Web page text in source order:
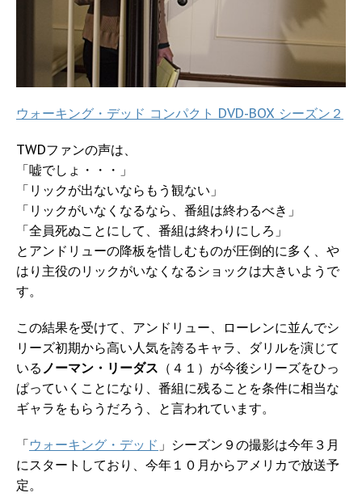
ウォーキング・デッド コンパクト DVD-BOX シーズン２
TWDファンの声は、
「嘘でしょ・・・」
「リックが出ないならもう観ない」
「リックがいなくなるなら、番組は終わるべき」
「全員死ぬことにして、番組は終わりにしろ」
とアンドリューの降板を惜しむものが圧倒的に多く、や
はり主役のリックがいなくなるショックは大きいようで
す。
この結果を受けて、アンドリュー、ローレンに並んでシ
リーズ初期から高い人気を誇るキャラ、ダリルを演じて
いる ノーマン・リーダス （４１）が今後シリーズをひっ
ぱっていくことになり、番組に残ることを条件に相当な
ギャラをもらうだろう、と言われています。
「ウォーキング・デッド 」シーズン９の撮影は今年３月
にスタートしており、今年１０月からアメリカで放送予
定。